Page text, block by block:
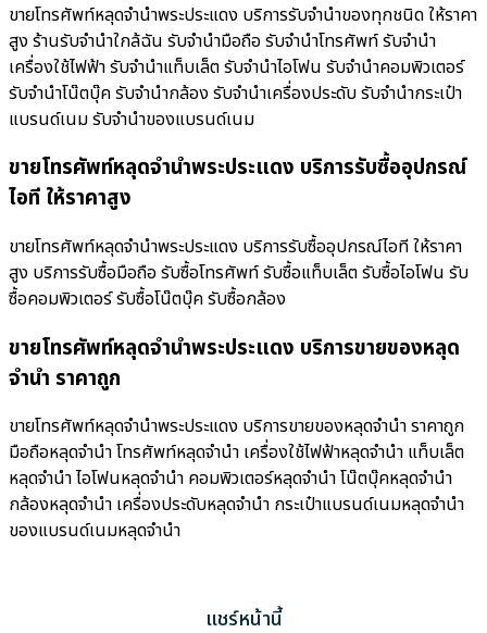
ขายโทรศัพท์หลุดจำนำพระประแดง บริการรับจำนำของทุกชนิด ให้ราคา
สูง ร้านรับจํานําใกล้ฉัน รับจำนำมือถือ รับจำนำโทรศัพท์ รับจำนำ
เครื่องใช้ไฟฟ้า รับจำนำแท็บเล็ต รับจำนำไอโฟน รับจำนำคอมพิวเตอร์
รับจำนำโน๊ตบุ๊ค รับจำนำกล้อง รับจำนำเครื่องประดับ รับจำนำกระเป๋า
แบรนด์เนม รับจำนำของแบรนด์เนม
ขายโทรศัพท์หลุดจำนำพระประแดง บริการรับซื้ออุปกรณ์
ไอที ให้ราคาสูง
ขายโทรศัพท์หลุดจำนำพระประแดง บริการรับซื้ออุปกรณ์ไอที ให้ราคา
สูง บริการรับซื้อมือถือ รับซื้อโทรศัพท์ รับซื้อแท็บเล็ต รับซื้อไอโฟน รับ
ซื้อคอมพิวเตอร์ รับซื้อโน๊ตบุ๊ค รับซื้อกล้อง
ขายโทรศัพท์หลุดจำนำพระประแดง บริการขายของหลุด
จำนำ ราคาถูก
ขายโทรศัพท์หลุดจำนำพระประแดง บริการขายของหลุดจำนำ ราคาถูก
มือถือหลุดจำนำ โทรศัพท์หลุดจำนำ เครื่องใช้ไฟฟ้าหลุดจำนำ แท็บเล็ต
หลุดจำนำ ไอโฟนหลุดจำนำ คอมพิวเตอร์หลุดจำนำ โน๊ตบุ๊คหลุดจำนำ
กล้องหลุดจำนำ เครื่องประดับหลุดจำนำ กระเป๋าแบรนด์เนมหลุดจำนำ
ของแบรนด์เนมหลุดจำนำ
แชร์หน้านี้